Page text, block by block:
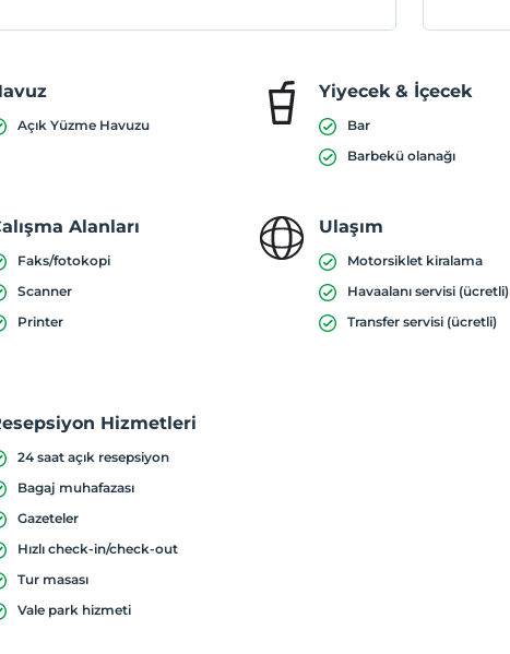
Açık Yüzme Havuzu
Yiyecek & İçecek
Bar
Barbekü olanağı
Alanları
Faks/fotokopi
Scanner
Printer
Ulaşım
Motorsiklet kiralama
Havaalanı servisi (ücretli)
Transfer servisi (ücretli)
Hizmetleri
24 saat açık resepsiyon
Bagaj muhafazası
Gazeteler
Hızlı check-in/check-out
Tur masası
Vale park hizmeti